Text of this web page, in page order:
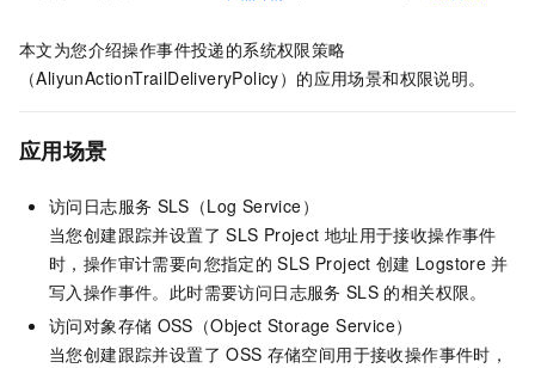
本文为您介绍操作事件投递的系统权限策略
（AliyunActionTrailDeliveryPolicy）的应用场景和权限说明。
应用场景
访问日志服务 SLS（Log Service）
当您创建跟踪并设置了 SLS Project 地址用于接收操作事件
时，操作审计需要向您指定的 SLS Project 创建 Logstore 并
写入操作事件。此时需要访问日志服务 SLS 的相关权限。
访问对象存储 OSS（Object Storage Service）
当您创建跟踪并设置了 OSS 存储空间用于接收操作事件时，